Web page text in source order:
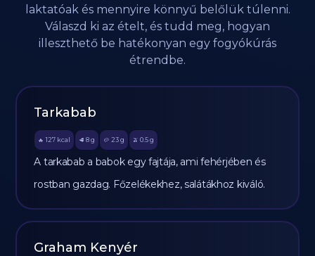
laktatóak és mennyire könnyű belőlük túlenni.
Válaszd ki az ételt, és tudd meg, hogyan
illeszthető be hatékonyan egy fogyókúrás
étrendbe.
Tarkabab
🔥 127 kcal 🥩 8 g 🥔 23g 🫒 0.5 g
A tarkabab a babok egy fajtája, ami fehérjében és
rostban gazdag. Főzelékekhez, salátákhoz kiváló.
Graham Kenyér